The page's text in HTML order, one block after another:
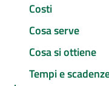
Costi
Cosa serve
Cosa si ottiene
Tempi e